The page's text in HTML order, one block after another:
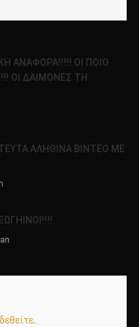
ΑΝΑΦΟΡΑ!!!!! ΟΙ ΠΟΙΟ
ΟΙ ΔΑΙΜΟΝΕΣ ΤΗ
ΑΛΗΘΙΝΑ ΒΙΝΤΕΟ ΜΕ
.